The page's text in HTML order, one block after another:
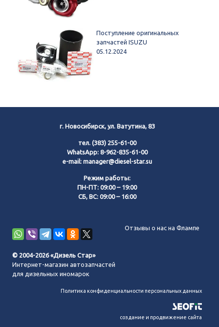
Поступление оригинальных
запчастей ISUZU
05.12.2024
г. Новосибирск, ул. Ватутина, 83
тел. (383) 255-61-00
WhatsApp: 8-962-835-61-00
e-mail: manager@diesel-star.su
Режим работы:
ПН-ПТ: 09:00 – 19:00
СБ, ВС: 09:00 – 16:00
Отзывы о нас на Флампе
© 2004-2026 «Дизель Стар»
Интернет-магазин автозапчастей
для дизельных иномарок
Политика конфиденциальности персональных данных
создание и продвижение сайта